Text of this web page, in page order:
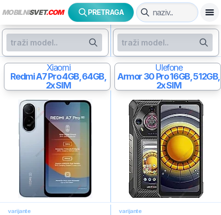
MOBILNISVET.COM PRETRAGA
Xiaomi
Redmi A7 Pro4GB, 64GB,
2x SIM
Ulefone
Armor 30 Pro16GB, 512GB,
2x SIM
varijante varijante